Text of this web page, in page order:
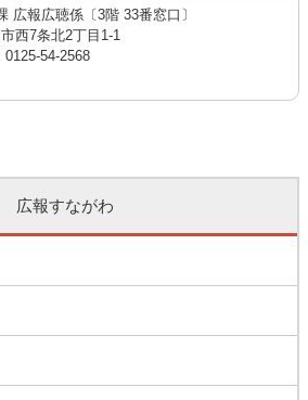
広報広聴係〔3階 33番窓口〕
西7条北2丁目1-1
54-2568
広報すながわ